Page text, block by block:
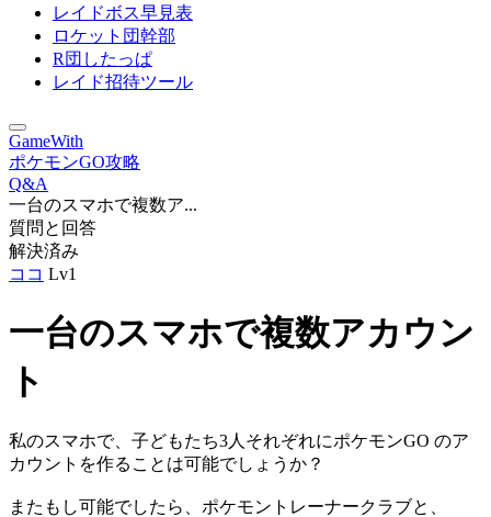
レイドボス早見表
ロケット団幹部
R団したっぱ
レイド招待ツール
GameWith
ポケモンGO攻略
Q&A
一台のスマホで複数ア...
質問と回答
解決済み
ココ Lv1
一台のスマホで複数アカウン
ト
私のスマホで、子どもたち3人それぞれにポケモンGO のア
カウントを作ることは可能でしょうか？
またもし可能でしたら、ポケモントレーナークラブと、